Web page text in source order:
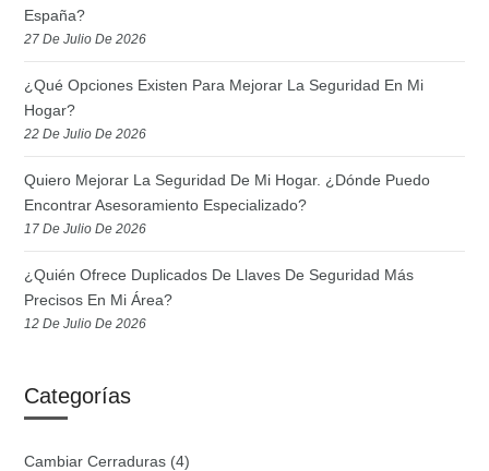
España?
27 De Julio De 2026
¿Qué Opciones Existen Para Mejorar La Seguridad En Mi
Hogar?
22 De Julio De 2026
Quiero Mejorar La Seguridad De Mi Hogar. ¿Dónde Puedo
Encontrar Asesoramiento Especializado?
17 De Julio De 2026
¿Quién Ofrece Duplicados De Llaves De Seguridad Más
Precisos En Mi Área?
12 De Julio De 2026
Categorías
Cambiar Cerraduras (4)